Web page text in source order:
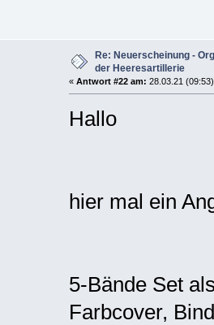
Re: Neuerscheinung -
der Heeresartillerie
« Antwort #22 am: 28.03.21
​Hallo
hier mal ein
5-Bände Set
Farbcover,